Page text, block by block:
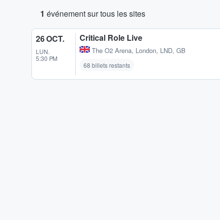
1 événement sur tous les sites
26 OCT.
LUN.
5:30 PM
Critical Role Live
The O2 Arena, London, LND, GB
68 billets restants